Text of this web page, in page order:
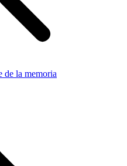
de la memoria